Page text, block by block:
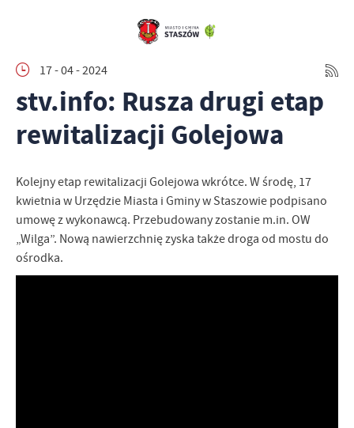
17 - 04 - 2024
stv.info: Rusza drugi etap
rewitalizacji Golejowa
Kolejny etap rewitalizacji Golejowa wkrótce. W środę, 17
kwietnia w Urzędzie Miasta i Gminy w Staszowie podpisano
umowę z wykonawcą. Przebudowany zostanie m.in. OW
„Wilga”. Nową nawierzchnię zyska także droga od mostu do
ośrodka.